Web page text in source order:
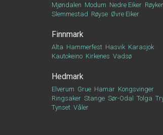
Mjøndalen Modum Nedre Eiker
Slemmestad Røyse Øvre Eiker
Finnmark
Alta Hammerfest Hasvik Karasjok
Kautokeino Kirkenes Vadsø
Hedmark
Elverum Grue Hamar Kongsvinger
Ringsaker Stange Sør-Odal Tolga
Tynset Våler